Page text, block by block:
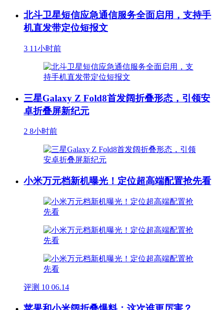
北斗卫星短信应急通信服务全面启用，支持手
机直发带定位短报文
3 11小时前
三星Galaxy Z Fold8首发阔折叠形态，引领安
卓折叠屏新纪元
2 8小时前
小米万元档新机曝光！定位超高端配置抢先看
评测 10 06.14